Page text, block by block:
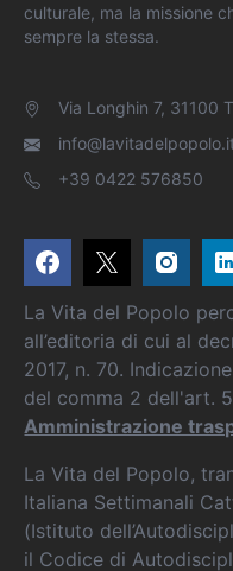
culturale, ma la missione
sempre la stessa.
Via Longhin 7, 31100
info@lavitadelpopolo.it
+39 0422 576850
La Vita del Popolo
all’editoria di cui al
2017, n. 70.
del comma 2 dell'art.
Amministrazione
La Vita del Popolo,
Italiana Settimanali
(Istituto
il Codice di